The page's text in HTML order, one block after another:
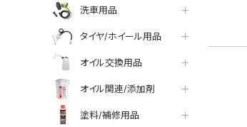
洗車用品
タイヤ/ホイール用品
オイル交換用品
オイル関連/添加剤
塗料/補修用品